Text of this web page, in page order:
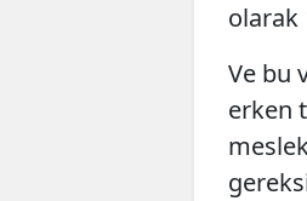
olarak
Ve bu
erken